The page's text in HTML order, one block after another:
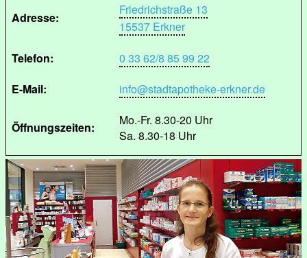
Adresse:
Friedrichstraße 13
15537 Erkner
Telefon:
0 33 62/8 85 99 22
E-Mail:
info@stadtapotheke-erkner.de
Öffnungszeiten:
Mo.-Fr. 8.30-20 Uhr
Sa. 8.30-18 Uhr